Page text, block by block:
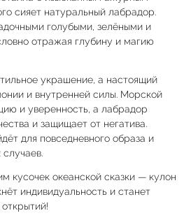
сияет натуральный лабрадор.
голубыми, зелёными и
отражая глубину и магию
украшение, а настоящий
и внутренней силы. Морской
и уверенность, а лабрадор
и защищает от негатива.
для повседневного образа и
кусочек океанской сказки — кулон
индивидуальность и станет